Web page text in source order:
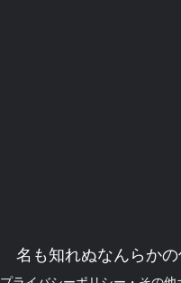
名も知れぬなんらか